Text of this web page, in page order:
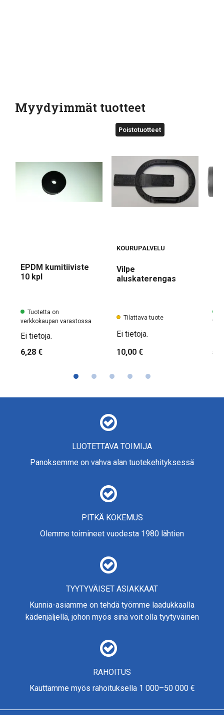
Myydyimmät tuotteet
EPDM kumitiiviste
10 kpl
Tuotetta on
verkkokaupan varastossa
Ei tietoja.
6,28 €
Poistotuotteet
KOURUPALVELU
Vilpe
aluskaterengas
Tilattava tuote
Ei tietoja.
10,00 €
LUOTETTAVA TOIMIJA
Panoksemme on vahva alan tuotekehityksessä
PITKÄ KOKEMUS
Olemme toimineet vuodesta 1980 lähtien
TYYTYVÄISET ASIAKKAAT
Kunnia-asiamme on tehdä työmme laadukkaalla
kädenjäljellä, johon myös sinä voit olla tyytyväinen
RAHOITUS
Kauttamme myös rahoituksella 1 000–50 000 €